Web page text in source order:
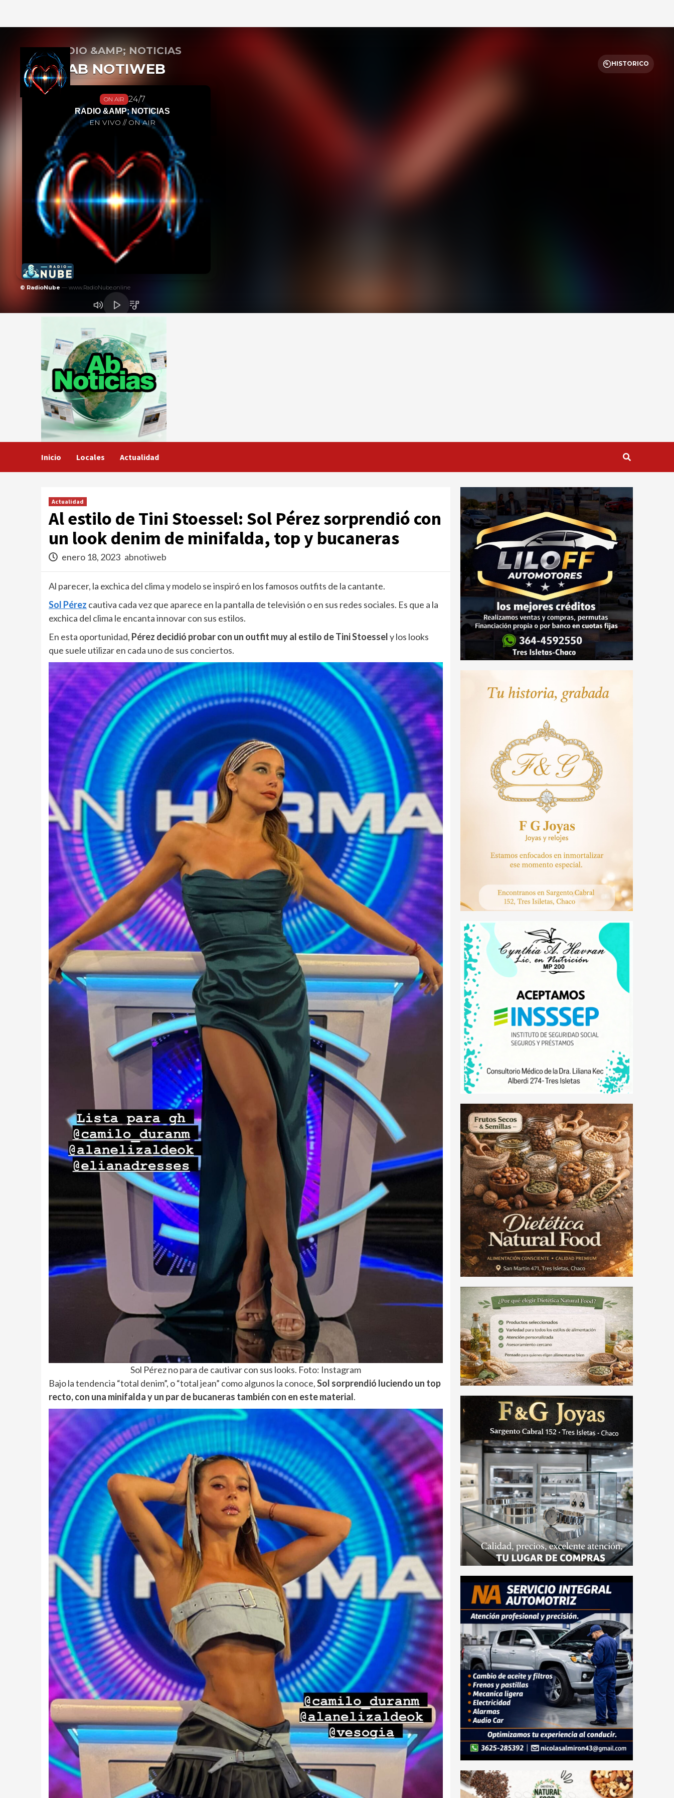
Inicio Locales Actualidad
Actualidad
Al estilo de Tini Stoessel: Sol Pérez sorprendió con
un look denim de minifalda, top y bucaneras
enero 18, 2023 abnotiweb
Al parecer, la exchica del clima y modelo se inspiró en los famosos outfits de la cantante.
Sol Pérez cautiva cada vez que aparece en la pantalla de televisión o en sus redes sociales. Es que a la
exchica del clima le encanta innovar con sus estilos.
En esta oportunidad, Pérez decidió probar con un outfit muy al estilo de Tini Stoessely los looks
que suele utilizar en cada uno de sus conciertos.
Sol Pérez no para de cautivar con sus looks. Foto: Instagram
Bajo la tendencia “total denim”, o “total jean” como algunos la conoce,Sol sorprendió luciendo un top
recto, con una minifalda y un par de bucaneras también con en este material.